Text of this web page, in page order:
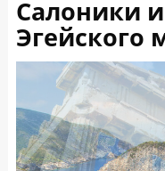
Салоники
Эгейского